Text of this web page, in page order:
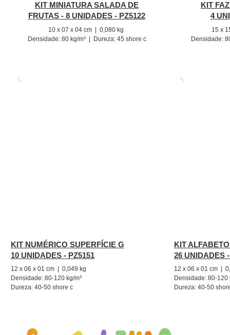
KIT MINIATURA SALADA DE
FRUTAS - 8 UNIDADES - PZ5122
10 x 07 x 04 cm | 0,080 kg
Densidade: 80kg/m³ | Dureza: 45 shore c
KIT
4
15 x
Densidade:
KIT NUMÉRICO SUPERFÍCIE G
10 UNIDADES - PZ5151
12 x 06 x 01 cm | 0,049 kg
Densidade: 80-120 kg/m³
Dureza: 40-50 shore c
KIT
26 UNIDADES
12 x 06 x 01 cm |
Densidade: 80-120
Dureza: 40-50